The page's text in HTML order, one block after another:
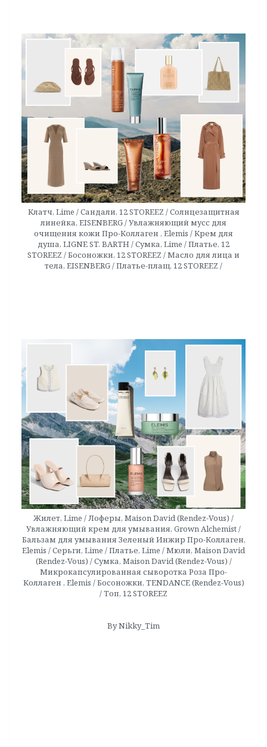
Клатч, Lime / Сандали, 12 STOREEZ / Солнцезащитная
линейка, EISENBERG / Увлажняющий мусс для
очищения кожи Про-Коллаген , Elemis / Крем для
душа, LIGNE ST. BARTH / Сумка, Lime / Платье, 12
STOREEZ / Босоножки, 12 STOREEZ / Масло для лица и
тела, EISENBERG / Платье-плащ, 12 STOREEZ /
Жилет, Lime / Лоферы, Maison David (Rendez-Vous) /
Увлажняющий крем для умывания, Grown Alchemist /
Бальзам для умывания Зеленый Инжир Про-Коллаген,
Elemis / Серьги, Lime / Платье, Lime / Мюли, Maison David
(Rendez-Vous) / Сумка, Maison David (Rendez-Vous) /
Микрокапсулированная сыворотка Роза Про-
Коллаген , Elemis / Босоножки, TENDANCE (Rendez-Vous)
/ Топ, 12 STOREEZ
By Nikky_Tim